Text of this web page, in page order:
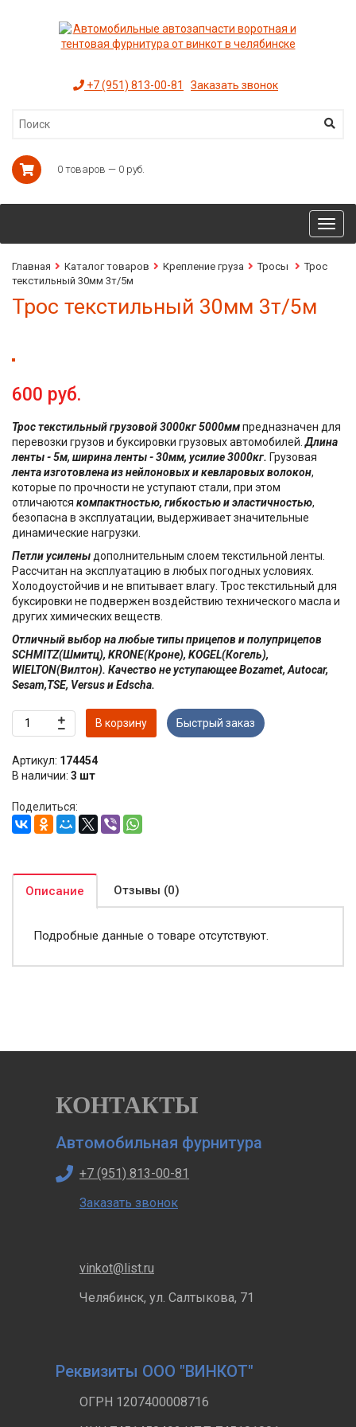
+7 (951) 813-00-81 Заказать звонок
0 товаров — 0 руб.
Главная Каталог товаров Крепление груза Тросы
Трос
текстильный 30мм 3т/5м
Трос текстильный 30мм 3т/5м
600 руб.
Трос текстильный грузовой 3000кг 5000ммпредназначен для
перевозки грузов и буксировки грузовых автомобилей.Длина
ленты - 5м, ширина ленты - 30мм, усилие 3000кг. Грузовая
лента изготовлена из нейлоновых и кевларовых волокон,
которые по прочности не уступают стали, при этом
отличаются компактностью, гибкостью и эластичностью,
безопасна в эксплуатации, выдерживает значительные
динамические нагрузки.
Петли усилены дополнительным слоем текстильной ленты.
Рассчитан на эксплуатацию в любых погодных условиях.
Холодоустойчив и не впитывает влагу. Трос текстильный для
буксировки не подвержен воздействию технического масла и
других химических веществ.
Отличный выбор на любые типы прицепов и полуприцепов
SCHMITZ(Шмитц), KRONE(Кроне), KOGEL(Когель),
WIELTON(Вилтон). Качество не уступающее Bozamet, Autocar,
Sesam,TSE, Versus и Edscha.
В корзину Быстрый заказ
Артикул: 174454
В наличии: 3 шт
Поделиться:
Описание Отзывы (0)
Подробные данные о товаре отсутствуют.
КОНТАКТЫ
Автомобильная фурнитура
+7 (951) 813-00-81
Заказать звонок
vinkot@list.ru
Челябинск, ул. Салтыкова, 71
Реквизиты ООО "ВИНКОТ"
ОГРН 1207400008716